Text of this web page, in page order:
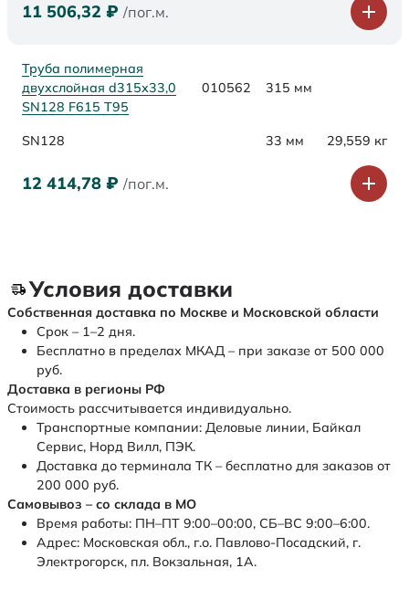
11 506,32 ₽ /пог.м.
Труба полимерная
двухслойная d315х33,0
SN128 F615 Т95
010562 315 мм
SN128 33 мм 29,559 кг
12 414,78 ₽ /пог.м.
Условия доставки
Собственная доставка по Москве и Московской области
Срок – 1–2 дня.
Бесплатно в пределах МКАД – при заказе от 500 000
руб.
Доставка в регионы РФ
Стоимость рассчитывается индивидуально.
Транспортные компании: Деловые линии, Байкал
Сервис, Норд Вилл, ПЭК.
Доставка до терминала ТК – бесплатно для заказов от
200 000 руб.
Самовывоз – со склада в МО
Время работы: ПН–ПТ 9:00–00:00, СБ–ВС 9:00–6:00.
Адрес: Московская обл., г.о. Павлово-Посадский, г.
Электрогорск, пл. Вокзальная, 1А.